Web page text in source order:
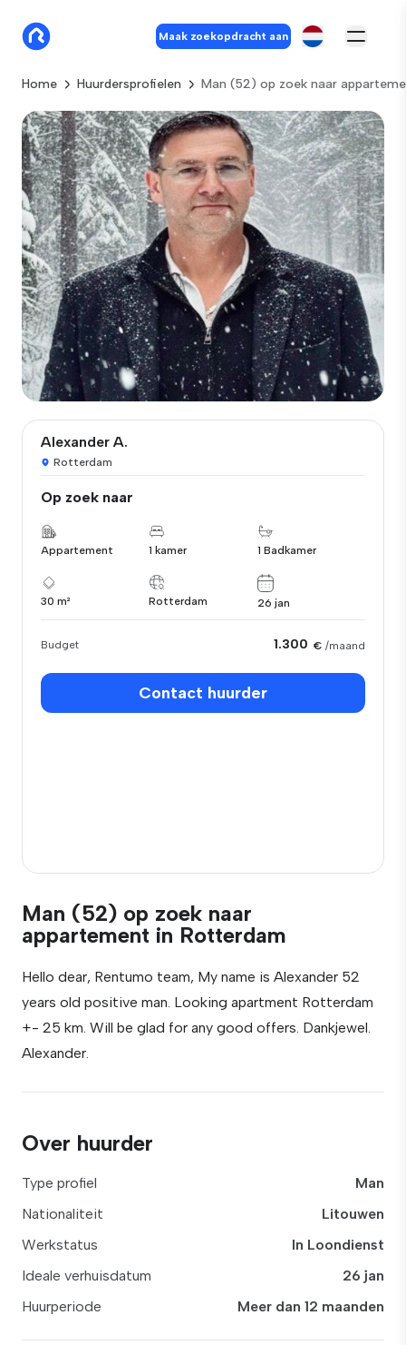
Maak zoekopdracht aan
Home Huurdersprofielen Man (52) op zoek naar
Alexander A.
Rotterdam
Op zoek naar
Appartement 1 kamer 1 Badkamer
30 m² Rotterdam 26 jan
Budget 1.300 € /maand
Contact huurder
Man (52) op zoek naar
appartement in Rotterdam
Hello dear, Rentumo team, My name is Alexander 52
years old positive man. Looking apartment Rotterdam
+- 25 km. Will be glad for any good offers. Dankjewel.
Alexander.
Over huurder
Type profiel
Man
Nationaliteit
Litouwen
Werkstatus
In Loondienst
Ideale verhuisdatum
26 jan
Huurperiode
Meer dan 12 maanden